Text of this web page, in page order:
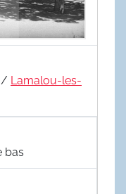
/ Lamalou-les-
bas